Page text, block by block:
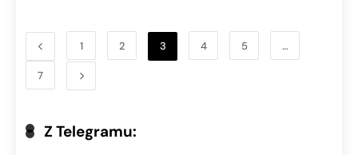
1 2 3 4 5 …
7
Z Telegramu: